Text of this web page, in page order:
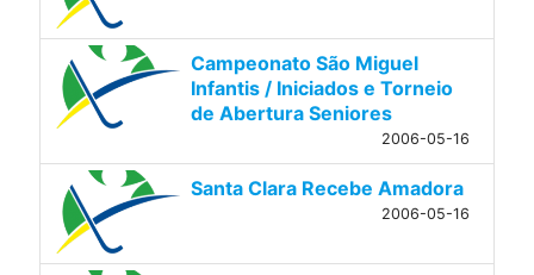
Campeonato São Miguel
Infantis / Iniciados e Torneio
de Abertura Seniores
2006-05-16
Santa Clara Recebe Amadora
2006-05-16